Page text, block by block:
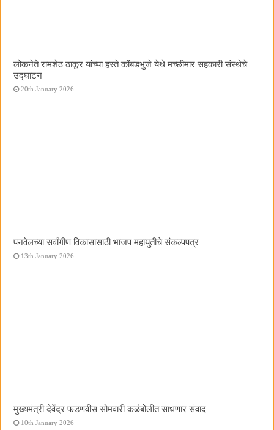
लोकनेते रामशेठ ठाकूर यांच्या हस्ते कोंबडभुजे येथे मच्छीमार सहकारी संस्थेचे
उद्घाटन
20th January 2026
पनवेलच्या सर्वांगीण विकासासाठी भाजप महायुतीचे संकल्पपत्र
13th January 2026
मुख्यमंत्री देवेंद्र फडणवीस सोमवारी कळंबोलीत साधणार संवाद
10th January 2026